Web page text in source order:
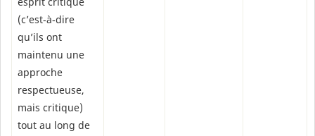
(c’est‑à‑dire
qu’ils ont
maintenu une
approche
respectueuse,
mais critique)
tout au long de